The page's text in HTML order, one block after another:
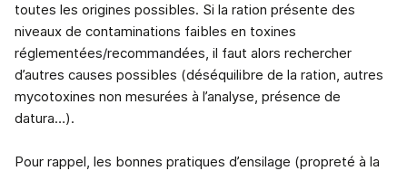
toutes les origines possibles. Si la ration présente des
niveaux de contaminations faibles en toxines
réglementées/recommandées, il faut alors rechercher
d’autres causes possibles (déséquilibre de la ration, autres
mycotoxines non mesurées à l’analyse, présence de
datura…).
Pour rappel, les bonnes pratiques d’ensilage (propreté à la